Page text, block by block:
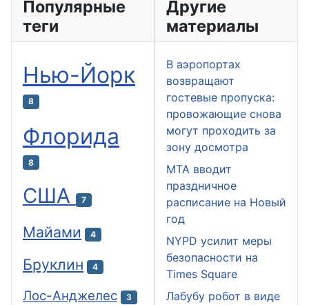
Популярные
теги
Нью-Йорк
8
Флорида
8
США 7
Майами 4
Бруклин 4
Лос-Анджелес 3
Другие
материалы
В аэропортах
возвращают
гостевые пропуска:
провожающие снова
могут проходить за
зону досмотра
MTA вводит
праздничное
расписание на Новый
год
NYPD усилит меры
безопасности на
Times Square
Лабубу робот в виде